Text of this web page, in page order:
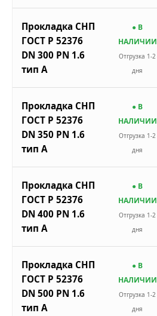
Прокладка СНП
ГОСТ Р 52376
DN 300 PN 1.6
тип A
● В
НАЛИЧИИ
Отгрузка 1-2
дня
Прокладка СНП
ГОСТ Р 52376
DN 350 PN 1.6
тип A
● В
НАЛИЧИИ
Отгрузка 1-2
дня
Прокладка СНП
ГОСТ Р 52376
DN 400 PN 1.6
тип A
● В
НАЛИЧИИ
Отгрузка 1-2
дня
Прокладка СНП
ГОСТ Р 52376
DN 500 PN 1.6
тип A
● В
НАЛИЧИИ
Отгрузка 1-2
дня